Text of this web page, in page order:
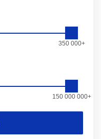
350 000+
150 000 000+